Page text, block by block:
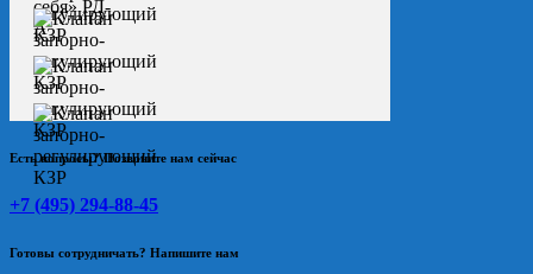
Есть вопросы? Позвоните нам сейчас
+7 (495) 294-88-45
Готовы сотрудничать? Напишите нам